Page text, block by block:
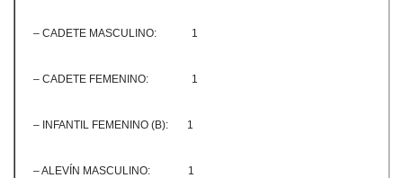
– CADETE MASCULINO: 1
– CADETE FEMENINO: 1
– INFANTIL FEMENINO (B): 1
– ALEVÍN MASCULINO: 1